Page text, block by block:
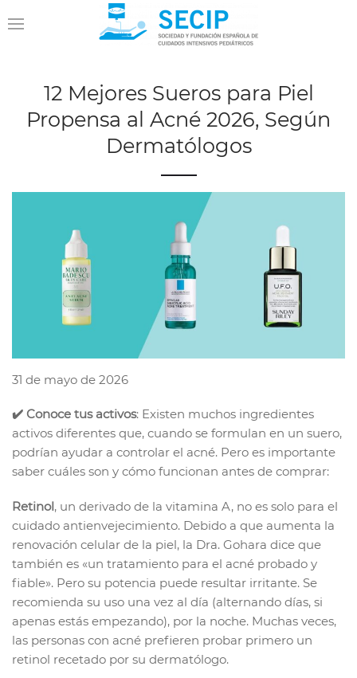
12 Mejores Sueros para Piel
Propensa al Acné 2026, Según
Dermatólogos
31 de mayo de 2026
✔️ Conoce tus activos: Existen muchos ingredientes
activos diferentes que, cuando se formulan en un suero,
podrían ayudar a controlar el acné. Pero es importante
saber cuáles son y cómo funcionan antes de comprar:
Retinol, un derivado de la vitamina A, no es solo para el
cuidado antienvejecimiento. Debido a que aumenta la
renovación celular de la piel, la Dra. Gohara dice que
también es «un tratamiento para el acné probado y
fiable». Pero su potencia puede resultar irritante. Se
recomienda su uso una vez al día (alternando días, si
apenas estás empezando), por la noche. Muchas veces,
las personas con acné prefieren probar primero un
retinol recetado por su dermatólogo.